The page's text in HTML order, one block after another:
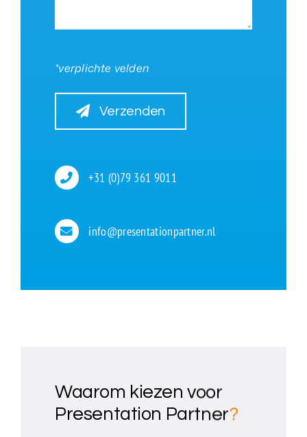
*verplichte velden
Verzenden
+31 (0)79 361 9011
info@presentationpartner.nl
Waarom kiezen voor
Presentation Partner?